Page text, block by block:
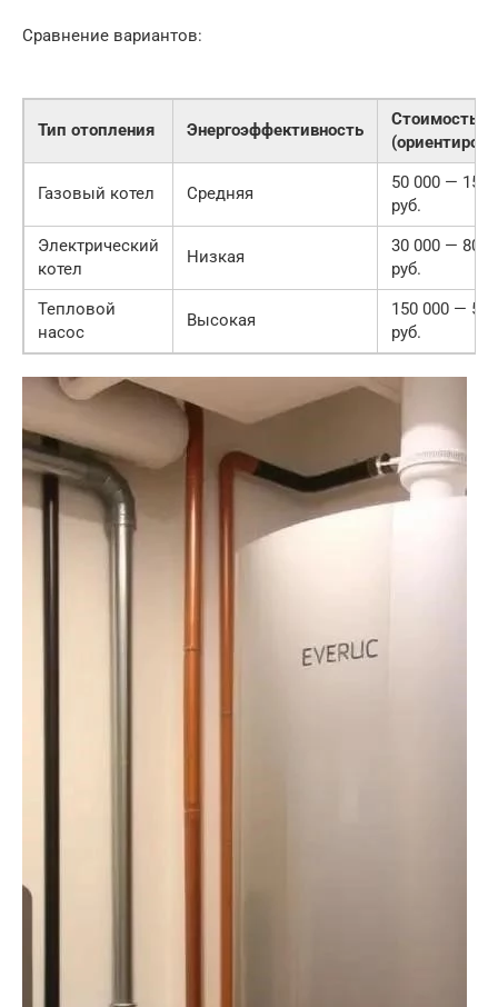
Сравнение вариантов:
Тип отопления Энергоэффективность
Стоимость
Газовый котел Средняя
50 000 — 150
руб.
Электрический
котел
Низкая
30 000 — 80
руб.
Тепловой
насос
Высокая
150 000 —
руб.